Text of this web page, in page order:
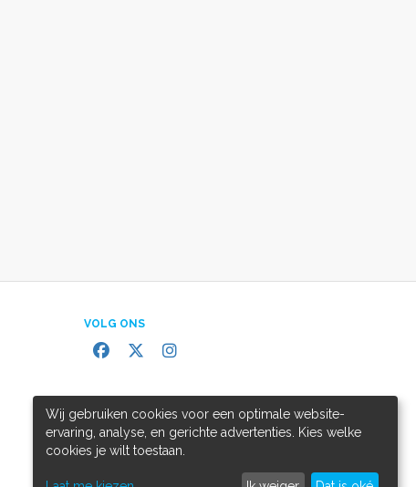
VOLG ONS
Wij gebruiken cookies voor een optimale website-
ervaring, analyse, en gerichte advertenties. Kies welke
cookies je wilt toestaan.